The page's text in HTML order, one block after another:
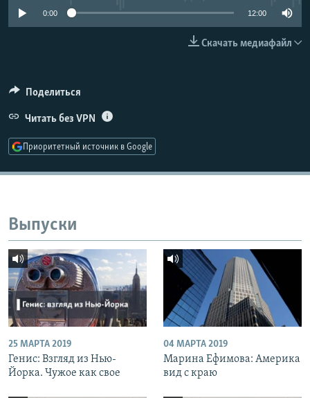
РАСПИСАНИЕ ВЕЩАНИЯ
Все сайты РСЕ/РС
0:00 12:00
Скачать медиафайл
Поделиться
Читать без VPN
Приоритетный источник в Google
Выпуски
25 МАРТА 2019
Генис: Взгляд из Нью-
Йорка. Чужое как свое
04 МАРТА 2019
Марина Ефимова: Америка
вид с краю